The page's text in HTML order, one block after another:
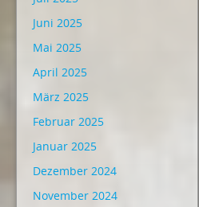
Juni 2025
Mai 2025
April 2025
März 2025
Februar 2025
Januar 2025
Dezember 2024
November 2024